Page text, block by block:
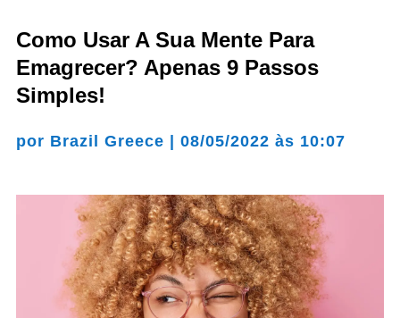
Como Usar A Sua Mente Para
Emagrecer? Apenas 9 Passos
Simples!
por Brazil Greece 08/05/2022 às 10:07